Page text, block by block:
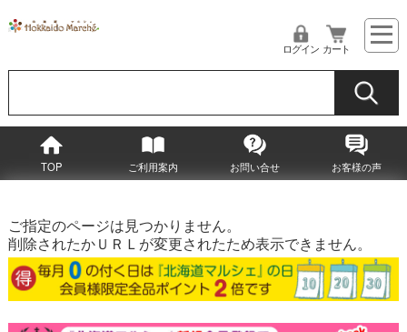
ログイン カート
TOP ご利用案内 お問い合せ お客様の声
ご指定のページは見つかりません。
削除されたかＵＲＬが変更されたため表示できません。